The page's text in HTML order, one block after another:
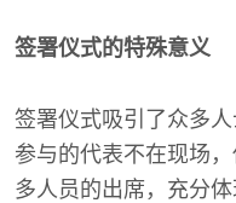
签署仪式的特殊意义
签署仪式吸引了众多
参与的代表不在现场
多人员的出席，充分